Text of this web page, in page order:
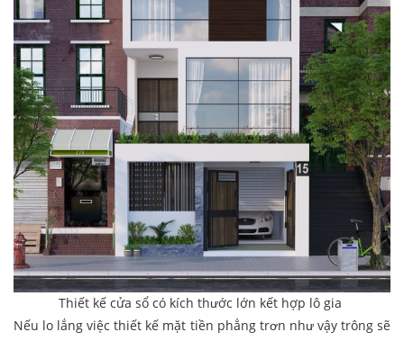
Thiết kế cửa sổ có kích thước lớn kết hợp lô gia
Nếu lo lắng việc thiết kế mặt tiền phẳng trơn như vậy trông sẽ